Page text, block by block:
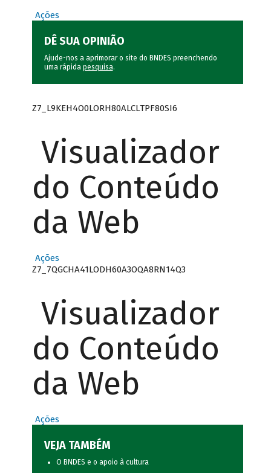
Ações
DÊ SUA OPINIÃO
Ajude-nos a aprimorar o site do BNDES preenchendo
uma rápida pesquisa.
Z7_L9KEH4O0LORH80ALCLTPF80SI6
Visualizador
do Conteúdo
da Web
Ações
Z7_7QGCHA41LODH60A3OQA8RN14Q3
Visualizador
do Conteúdo
da Web
Ações
VEJA TAMBÉM
O BNDES e o apoio à cultura